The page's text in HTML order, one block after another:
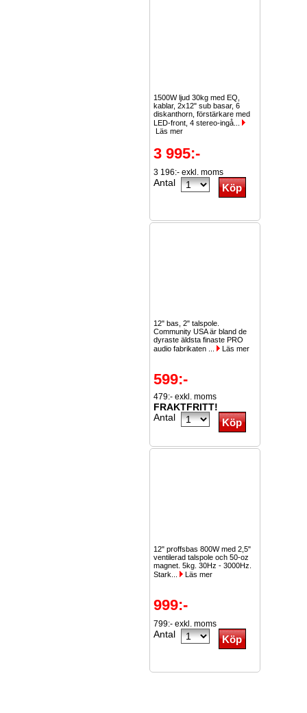
1500W ljud 30kg med EQ,
kablar, 2x12" sub basar, 6
diskanthorn, förstärkare med
LED-front, 4 stereo-ingå...
Läs mer
3 995:-
3 196:- exkl. moms
Antal
12" bas, 2" talspole.
Community USA är bland de
dyraste äldsta finaste PRO
audio fabrikaten ...
Läs mer
599:-
479:- exkl. moms
FRAKTFRITT!
Antal
12" proffsbas 800W med 2,5"
ventilerad talspole och 50-oz
magnet. 5kg. 30Hz - 3000Hz.
Stark...
Läs mer
999:-
799:- exkl. moms
Antal